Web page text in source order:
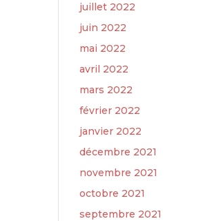
juillet 2022
juin 2022
mai 2022
avril 2022
mars 2022
février 2022
janvier 2022
décembre 2021
novembre 2021
octobre 2021
septembre 2021